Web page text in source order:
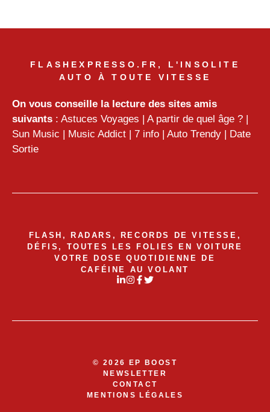
FLASHEXPRESSO.FR, L'INSOLITE
AUTO À TOUTE VITESSE
On vous conseille la lecture des sites amis
suivants : Astuces Voyages | A partir de quel âge ? |
Sun Music | Music Addict | 7 info | Auto Trendy | Date
Sortie
FLASH, RADARS, RECORDS DE VITESSE,
DÉFIS, TOUTES LES FOLIES EN VOITURE
VOTRE DOSE QUOTIDIENNE DE
CAFÉINE AU VOLANT
© 2026 EP BOOST
NEWSLETTER
CONTACT
MENTIONS LÉGALES